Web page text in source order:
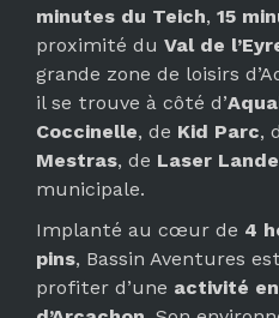
minutes du Teich, 15
proximité du Val de
grande zone de loisirs
il se trouve à côté d’
Coccinelle, de Kid Parc,
Mestras, de Laser
municipale.
Implanté au cœur de 4
pins, Bassin Aventures
profiter d’une activité